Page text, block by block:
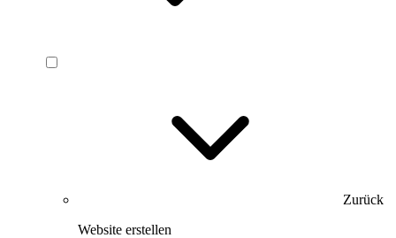
Zurück
Website erstellen